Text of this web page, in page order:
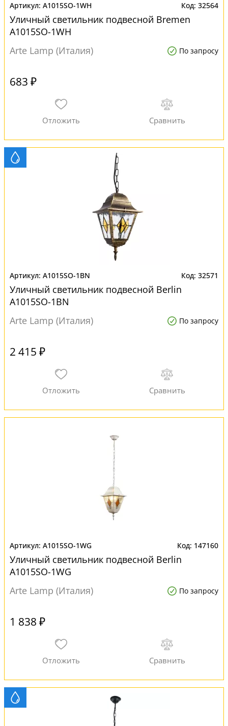
A1015SO-1WH 32564
Уличный светильник подвесной Bremen
A1015SO-1WH
Arte Lamp (Италия)
По запросу
683 ₽
A1015SO-1BN 32571
Уличный светильник подвесной Berlin
A1015SO-1BN
Arte Lamp (Италия)
По запросу
2 415 ₽
A1015SO-1WG 147160
Уличный светильник подвесной Berlin
A1015SO-1WG
Arte Lamp (Италия)
По запросу
1 838 ₽